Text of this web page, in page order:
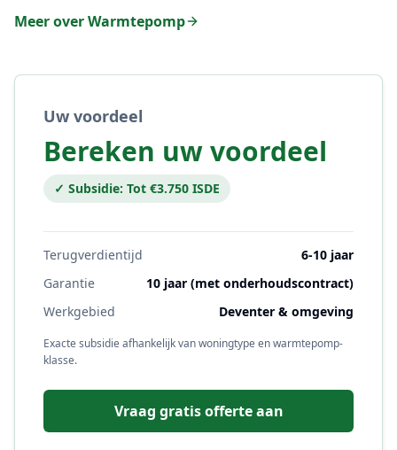
Meer overWarmtepomp
Uw voordeel
Bereken uw voordeel
✓ Subsidie: Tot €3.750 ISDE
Terugverdientijd
6-10 jaar
Garantie
10 jaar (met onderhoudscontract)
Werkgebied
Deventer & omgeving
Exacte subsidie afhankelijk van woningtype en warmtepomp-
klasse.
Vraag gratis offerte aan